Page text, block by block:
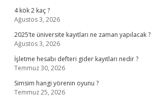
4 kök 2 kaç ?
Ağustos 3, 2026
2025’te üniversite kayıtları ne zaman yapılacak ?
Ağustos 3, 2026
İşletme hesabı defteri gider kayıtları nedir ?
Temmuz 30, 2026
Simsim hangi yörenin oyunu ?
Temmuz 25, 2026